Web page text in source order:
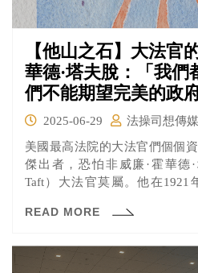
【他山之石】大法官
華德·塔夫脫：「我們
們不能期望完美的政府
2025-06-29
法操司想傳媒
美國最高法院的大法官們個個
傑出者，恐怕非威廉·霍華德
Taft）大法官莫屬。他在1921
過美國總統的大法官。
READ MORE